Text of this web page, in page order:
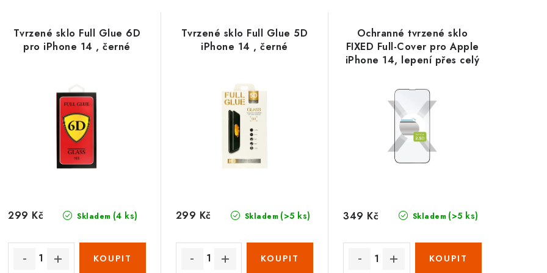
Tvrzené sklo Full Glue 6D
pro iPhone 14 , černé
Skladem (4 ks)
299 Kč
Tvrzené sklo Full Glue 5D
iPhone 14 , černé
Skladem (>5 ks)
299 Kč
Ochranné tvrzené sklo
FIXED Full-Cover pro Apple
iPhone 14, lepení přes celý
Skladem (>5 ks)
349 Kč